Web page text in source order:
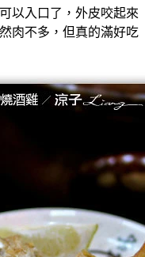
以入口了，外皮咬起來
肉不多，但真的滿好吃